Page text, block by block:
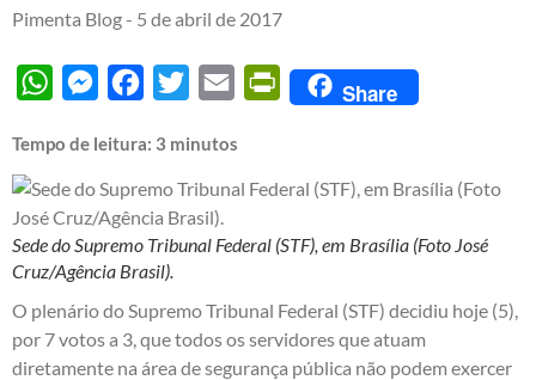
Pimenta Blog - 5 de abril de 2017
WhatsAppMessengerFacebook
Twitter Email PrintFriendly
Share
Tempo de leitura: 3 minutos
Sede do Supremo Tribunal Federal (STF), em Brasília (Foto José
Cruz/Agência Brasil).
O plenário do Supremo Tribunal Federal (STF) decidiu hoje (5),
por 7 votos a 3, que todos os servidores que atuam
diretamente na área de segurança pública não podem exercer